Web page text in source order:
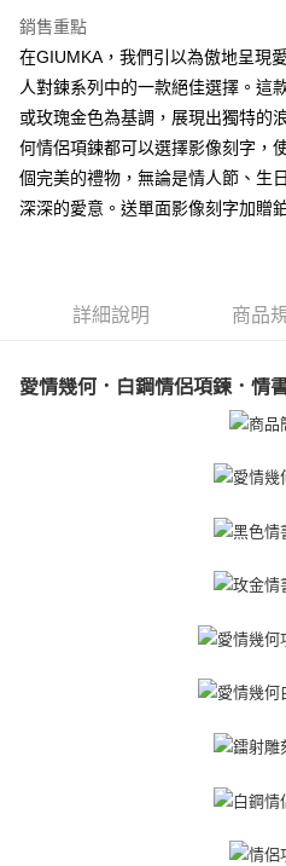
全盈+PAY
AFTEE先享後付
相關說明
【關於「AFTEE先享後付」】
AFTEE先享後付是「在收到商品之後才
便利好安心！
１．簡單：不需註冊會員、不需綁卡、
１．於結帳方式選擇「AFTEE先享後付
３．收到繳費通知簡訊後14天內，點擊
ATM／網路銀行／等多元方式進行付款
※ 請注意：結帳手續完成當下不需立刻
※ 交易是否成功請以「AFTEE先享後付
https://
１．透過由恩沛科技股份有限公司提供
權轉讓予恩沛科技股份有限公司。
https://aftee.tw/terms/#terms3
３．未成年的使用者請事先徵得法定代
時審查核予不同之上限額度；若仍有額
恩沛科技股份有限公司將有權停止該用
ATM付款
貨到付款
全家取貨付款
付款後全家取貨
黑貓宅急便-(離島請自行填寫住址)
機車快遞(限大台北地區運費到付)
銷售重點
在GIUMKA，我們引以為傲地呈現
人對鍊系列中的一款絕佳選擇。這
或玫瑰金色為基調，展現出獨特的
何情侶項鍊都可以選擇影像刻字，
個完美的禮物，無論是情人節、生
深深的愛意。送單面影像刻字加贈
詳細說明 商品
愛情幾何．白鋼情侶項鍊．情